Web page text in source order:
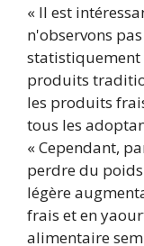
« Il est
n'observons
statistiquement
produits
les produits
tous les
« Cependant,
perdre du
légère
frais et en
alimentaire